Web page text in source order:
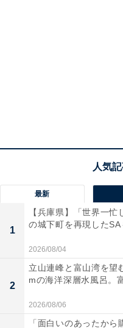
最新
1
【兵庫県】「世界一
の城下町を再現した
2026/08/04
2
立山連峰と富山湾を望
mの海洋深層水風呂。
2026/08/06
「面白いのあったか